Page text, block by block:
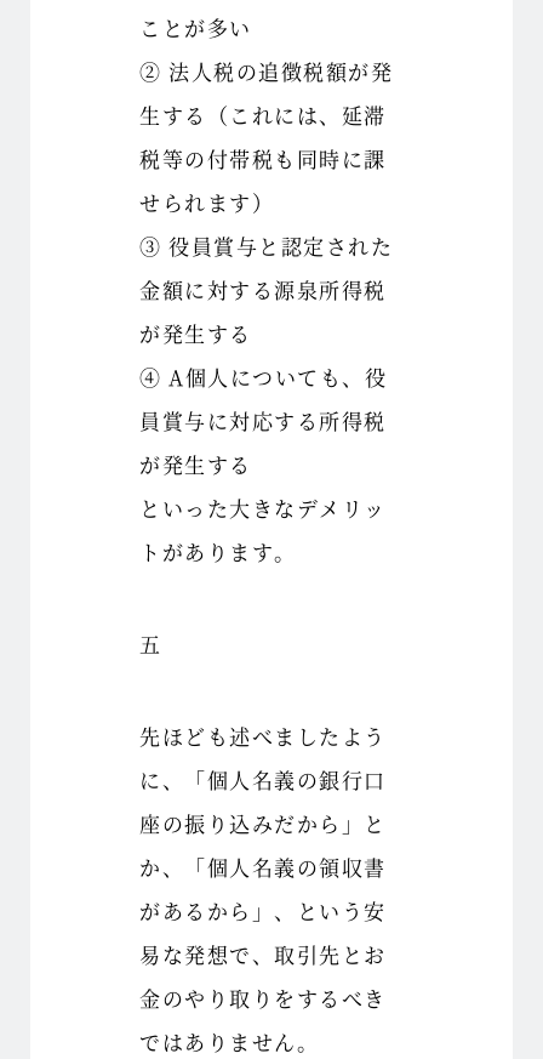
ことが多い
② 法人税の追徴税額が発
生する（これには、延滞
税等の付帯税も同時に課
せられます）
③ 役員賞与と認定された
金額に対する源泉所得税
が発生する
④ A個人についても、役
員賞与に対応する所得税
が発生する
といった大きなデメリッ
トがあります。
五
先ほども述べましたよう
に、「個人名義の銀行口
座の振り込みだから」と
か、「個人名義の領収書
があるから」、という安
易な発想で、取引先とお
金のやり取りをするべき
ではありません。